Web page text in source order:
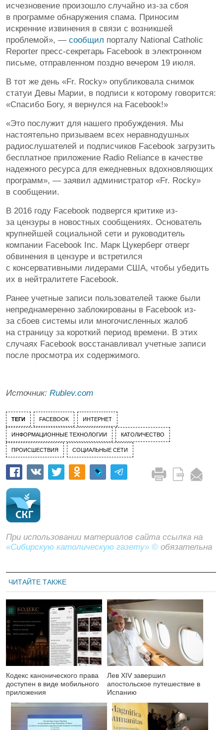
исчезновение произошло случайно из-за сбоя
в программе обнаружения спама. Приносим
искренние извинения в связи с возникшей
проблемой», — сообщил порталу National Catholic
Reporter пресс-секретарь Facebook в электронном
письме, отправленном поздно вечером 19 июля.
В тот же день «Fr. Rocky» опубликовала снимок
статуи Девы Марии, в подписи к которому говорится:
«Спасибо Богу, я вернулся на Facebook!»
«Это послужит для нашего пробуждения. Мы
настоятельно призываем всех неравнодушных
радиослушателей и подписчиков Facebook загрузить
бесплатное приложение Radio Reliance в качестве
надежного ресурса для ежедневных вдохновляющих
программ», — заявил администратор «Fr. Rocky»
в сообщении.
В 2016 году Facebook подвергся критике из-
за цензуры в новостных сообщениях. Основатель
крупнейшей социальной сети и руководитель
компании Facebook Inc. Марк Цукерберг отверг
обвинения в цензуре и встретился
с консервативными лидерами США, чтобы убедить
их в нейтралитете Facebook.
Ранее учетные записи пользователей также были
непреднамеренно заблокированы в Facebook из-
за сбоев системы или многочисленных жалоб
на страницу за короткий период времени. В этих
случаях Facebook восстанавливал учетные записи
после просмотра их содержимого.
Источник: Rublev.com
ТЕГИ FACEBOOK ИНТЕРНЕТ
ИНФОРМАЦИОННЫЕ ТЕХНОЛОГИИ КАТОЛИЧЕСТВО
ПРОИСШЕСТВИЯ СОЦИАЛЬНЫЕ СЕТИ
При использовании материалов сайта ссылка на
«Сибирскую католическую газету» © обязательна
ЧИТАЙТЕ ТАКЖЕ
Кодекс канонического права
доступен в виде мобильного
приложения
Лев XIV завершил
апостольское путешествие в
Испанию